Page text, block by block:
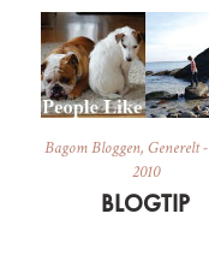
Bagom Bloggen, Generelt-
2010
BLOGTIP